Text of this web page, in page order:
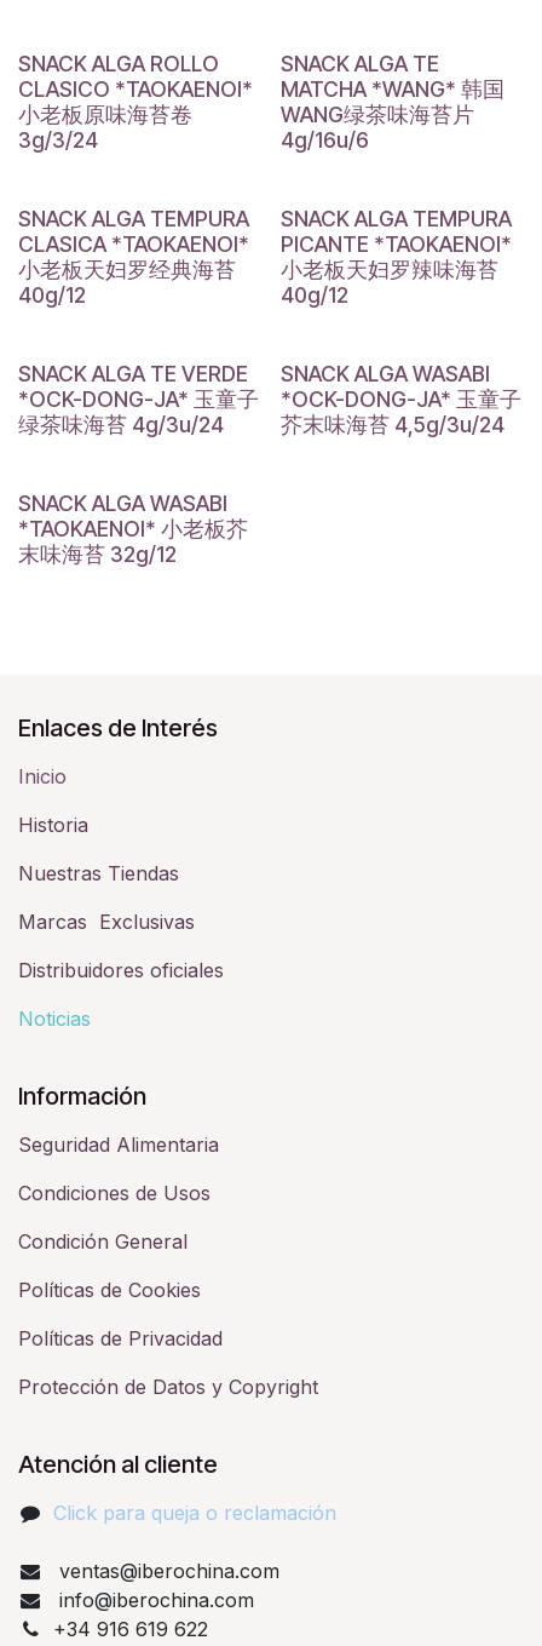
SNACK ALGA ROLLO
CLASICO *TAOKAENOI*
小老板原味海苔卷
3g/3/24
SNACK ALGA TE
MATCHA *WANG* 韩国
WANG绿茶味海苔片
4g/16u/6
SNACK ALGA TEMPURA
CLASICA *TAOKAENOI*
小老板天妇罗经典海苔
40g/12
SNACK ALGA TEMPURA
PICANTE *TAOKAENOI*
小老板天妇罗辣味海苔
40g/12
SNACK ALGA TE VERDE
*OCK-DONG-JA* 玉童子
绿茶味海苔 4g/3u/24
SNACK ALGA WASABI
*OCK-DONG-JA* 玉童子
芥末味海苔 4,5g/3u/24
SNACK ALGA WASABI
*TAOKAENOI* 小老板芥
末味海苔 32g/12
Enlaces de Interés
Inicio
Historia​
Nuestras Tiendas
Marcas Exclusivas
Distribuidores oficiales
Noticias
Información
Seguridad Alimentaria
Condiciones de Usos
Condición General
Políticas de Cookies
Políticas de Privacidad
Protección de Datos y Copyright
Atención al cliente
Click para queja o reclamación​
ventas@iberochina.com
info@iberochina.com
+34 916 619 622